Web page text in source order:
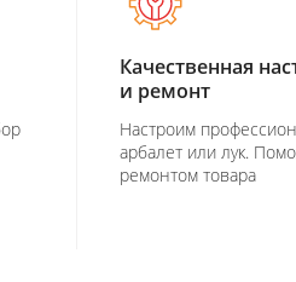
Качественная
и ремонт
Настроим
арбалет или лук.
ремонтом товара